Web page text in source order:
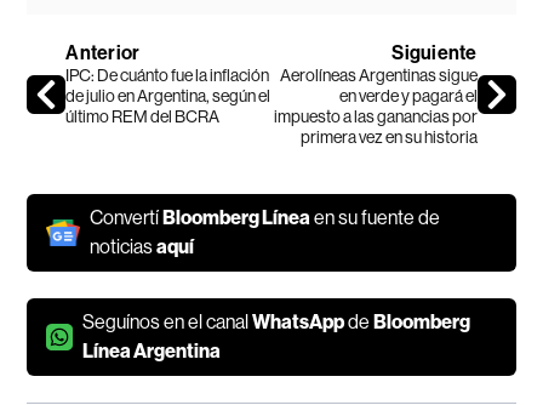
Anterior
IPC: De cuánto fue la inflación
de julio en Argentina, según el
último REM del BCRA
Siguiente
Aerolíneas Argentinas sigue
en verde y pagará el
impuesto a las ganancias por
primera vez en su historia
ConvertíBloomberg Líneaen su fuente de
noticiasaquí
Seguínos en el canalWhatsAppdeBloomberg
Línea Argentina